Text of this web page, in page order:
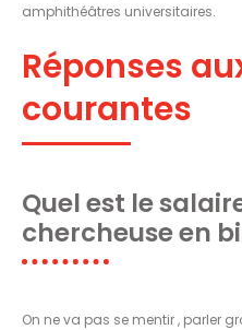
amphithéâtres universitaires.
Réponses
courantes
Quel est le
chercheuse en
On ne va pas se mentir , parler